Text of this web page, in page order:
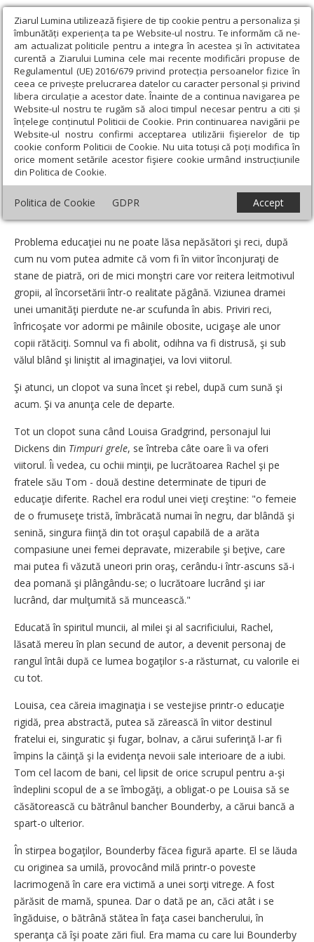
Ziarul Lumina utilizează fişiere de tip cookie pentru a personaliza și
îmbunătăți experiența ta pe Website-ul nostru. Te informăm că ne-
am actualizat politicile pentru a integra în acestea și în activitatea
curentă a Ziarului Lumina cele mai recente modificări propuse de
Regulamentul (UE) 2016/679 privind protecția persoanelor fizice în
ceea ce privește prelucrarea datelor cu caracter personal și privind
libera circulație a acestor date. Înainte de a continua navigarea pe
Website-ul nostru te rugăm să aloci timpul necesar pentru a citi și
înțelege conținutul Politicii de Cookie. Prin continuarea navigării pe
Website-ul nostru confirmi acceptarea utilizării fişierelor de tip
cookie conform Politicii de Cookie. Nu uita totuși că poți modifica în
orice moment setările acestor fişiere cookie urmând instrucțiunile
din Politica de Cookie.
Politica de Cookie GDPR Accept
Ziarul Lumina › Opinii › Repere și idei › Pilda semănătorului şi
problemele de educaţie
Pilda semănătorului şi problemele de
educaţie
Un articol de:Monica Patriche
Problema educaţiei nu ne poate lăsa nepăsători şi reci, după
cum nu vom putea admite că vom fi în viitor înconjuraţi de
stane de piatră, ori de mici monştri care vor reitera leitmotivul
gropii, al încorsetării într-o realitate păgână. Viziunea dramei
unei umanităţi pierdute ne-ar scufunda în abis. Priviri reci,
înfricoşate vor adormi pe mâinile obosite, ucigaşe ale unor
copii rătăciţi. Somnul va fi abolit, odihna va fi distrusă, şi sub
vălul blând şi liniştit al imaginaţiei, va lovi viitorul.
Şi atunci, un clopot va suna încet şi rebel, după cum sună şi
acum. Şi va anunţa cele de departe.
Tot un clopot suna când Louisa Gradgrind, personajul lui
Dickens din Timpuri grele, se întreba câte oare îi va oferi
viitorul. Îi vedea, cu ochii minţii, pe lucrătoarea Rachel şi pe
fratele său Tom - două destine determinate de tipuri de
educaţie diferite. Rachel era rodul unei vieţi creştine: "o femeie
de o frumuseţe tristă, îmbrăcată numai în negru, dar blândă şi
senină, singura fiinţă din tot oraşul capabilă de a arăta
compasiune unei femei depravate, mizerabile şi beţive, care
mai putea fi văzută uneori prin oraş, cerându-i într-ascuns să-i
dea pomană şi plângându-se; o lucrătoare lucrând şi iar
lucrând, dar mulţumită să muncească."
Educată în spiritul muncii, al milei şi al sacrificiului, Rachel,
lăsată mereu în plan secund de autor, a devenit personaj de
rangul întâi după ce lumea bogaţilor s-a răsturnat, cu valorile ei
cu tot.
Louisa, cea căreia imaginaţia i se vestejise printr-o educaţie
rigidă, prea abstractă, putea să zărească în viitor destinul
fratelui ei, singuratic şi fugar, bolnav, a cărui suferinţă l-ar fi
împins la căinţă şi la evidenţa nevoii sale interioare de a iubi.
Tom cel lacom de bani, cel lipsit de orice scrupul pentru a-şi
îndeplini scopul de a se îmbogăţi, a obligat-o pe Louisa să se
căsătorească cu bătrânul bancher Bounderby, a cărui bancă a
spart-o ulterior.
În stirpea bogaţilor, Bounderby făcea figură aparte. El se lăuda
cu originea sa umilă, provocând milă printr-o poveste
lacrimogenă în care era victimă a unei sorţi vitrege. A fost
părăsit de mamă, spunea. Dar o dată pe an, căci atât i se
îngăduise, o bătrână stătea în faţa casei bancherului, în
speranţa că îşi poate zări fiul. Era mama cu care lui Bounderby